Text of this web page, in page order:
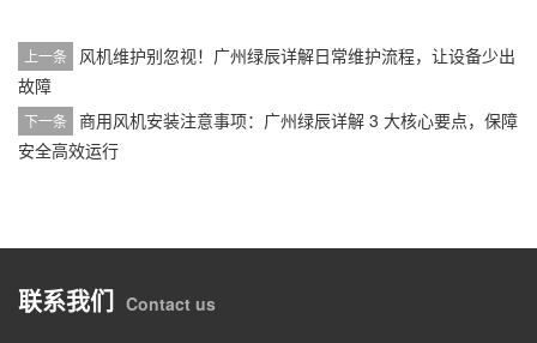
上一条
风机维护别忽视！广州绿辰详解日常维护流程，让设备少出
故障
下一条
商用风机安装注意事项：广州绿辰详解 3 大核心要点，保障
安全高效运行
联系我们 Contact us